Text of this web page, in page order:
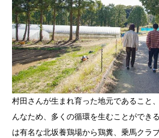
村田さんが生まれ育った地元であること
んなため、多くの循環を生むことができ
は有名な北坂養鶏場から鶏糞、乗馬クラ